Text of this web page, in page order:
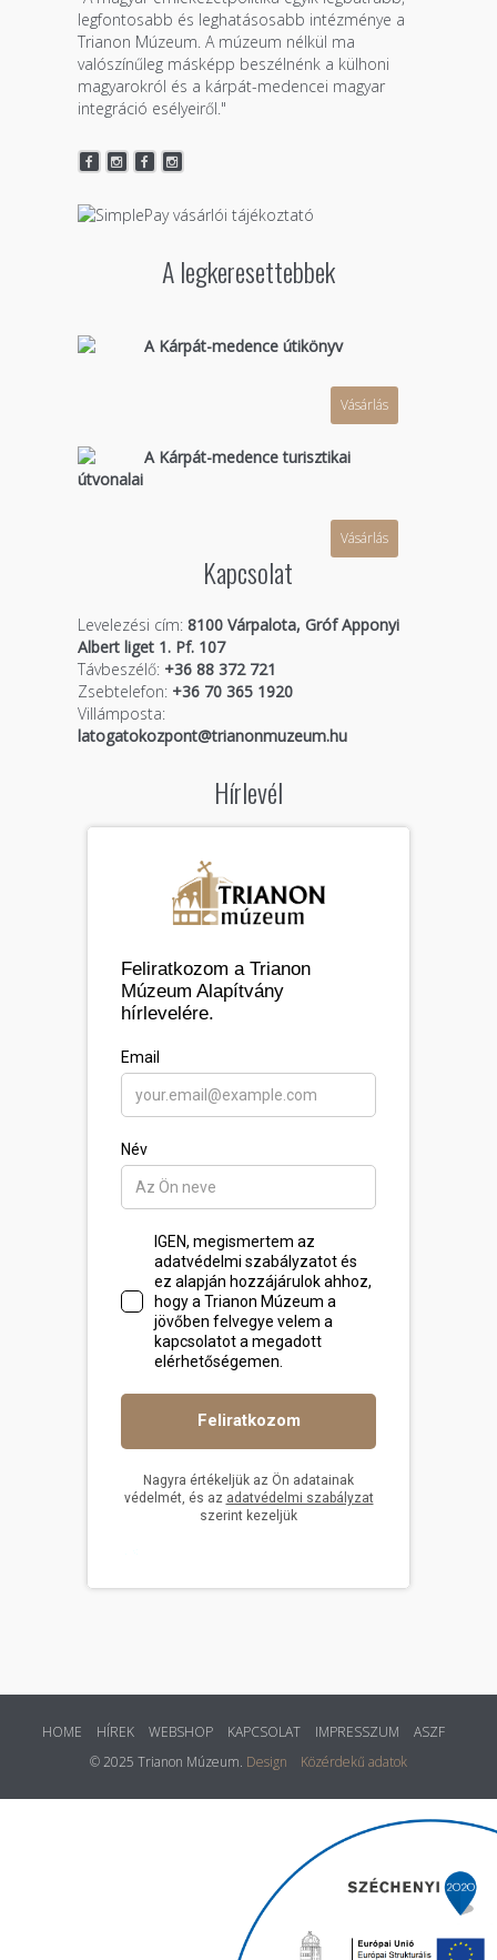
legfontosabb és leghatásosabb intézménye a
Trianon Múzeum. A múzeum nélkül ma
valószínűleg másképp beszélnénk a külhoni
magyarokról és a kárpát-medencei magyar
integráció esélyeiről."
A legkeresettebbek
A Kárpát-medence útikönyv
Vásárlás
A Kárpát-medence turisztikai
útvonalai
Vásárlás
Kapcsolat
Levelezési cím: 8100 Várpalota, Gróf Apponyi
Albert liget 1. Pf. 107
Távbeszélő:+36 88 372 721
Zsebtelefon:+36 70 365 1920
Villámposta:
latogatokozpont@trianonmuzeum.hu
Hírlevél
HOME HÍREK WEBSHOP KAPCSOLAT IMPRESSZUM
ASZF
© 2025 Trianon Múzeum. Design Közérdekű adatok